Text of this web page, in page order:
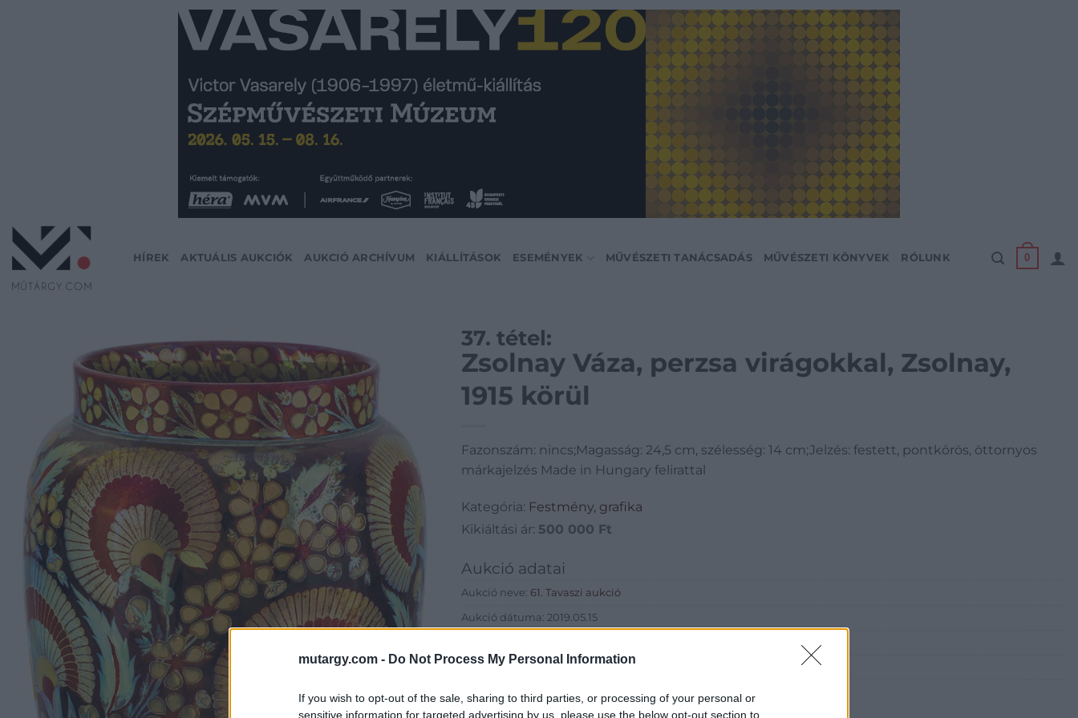
mutargy.com - Do Not Process My Personal Information
If you wish to opt-out of the sale, sharing to third parties, or processing of your personal or
sensitive information for targeted advertising by us, please use the below opt-out section to
HÍREK AKTUÁLIS AUKCIÓK AUKCIÓ ARCHÍVUM KIÁLLÍTÁSOK ESEMÉNYEK MŰVÉSZETI TANÁCSADÁS MŰVÉSZETI KÖNYVEK RÓLUNK 0
37. tétel:
Zsolnay Váza, perzsa virágokkal, Zsolnay,
1915 körül
Fazonszám: nincs;Magasság: 24,5 cm, szélesség: 14 cm;Jelzés: festett, pontkörös, öttornyos
márkajelzés Made in Hungary felirattal
Kategória: Festmény, grafika
Kikiáltási ár: 500 000 Ft
Aukció adatai
Aukció neve: 61. Tavaszi aukció
Aukció dátuma: 2019.05.15
Aukció helye: Budapest Kongresszusi Központ
Tételszám: 37